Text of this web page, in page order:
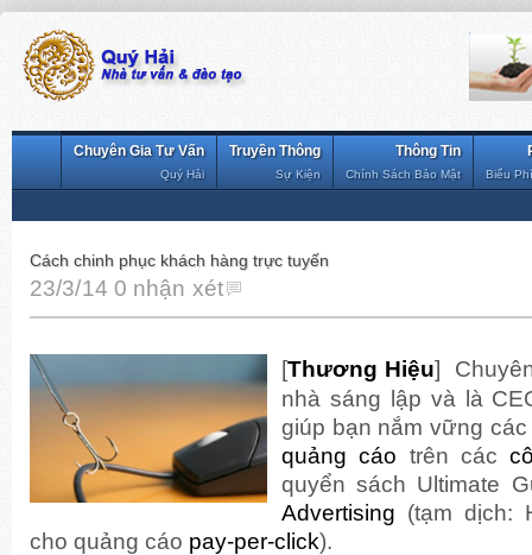
Biểu
Thông Tin
Chính Sách Bảo Mật
Truyền Thông
Sự Kiện
Chuyên Gia Tư Vấn
Quý Hải
Cách chinh phục khách hàng trực tuyến
23/3/14 0 nhận xét
[Thương Hiệu]
nhà sáng lập và là
giúp bạn nắm vững
quảng cáo trên các
quyển sách Ultimate
Advertising (tạm dịch:
cho quảng cáo pay-per-click).